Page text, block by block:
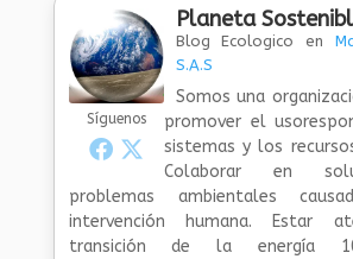
Síguenos
Planeta
Blog Ecologico en
S.A.S
Somos una
promover el
sistemas y los
Colaborar en
problemas ambientales
intervención humana. Estar
transición de la energía